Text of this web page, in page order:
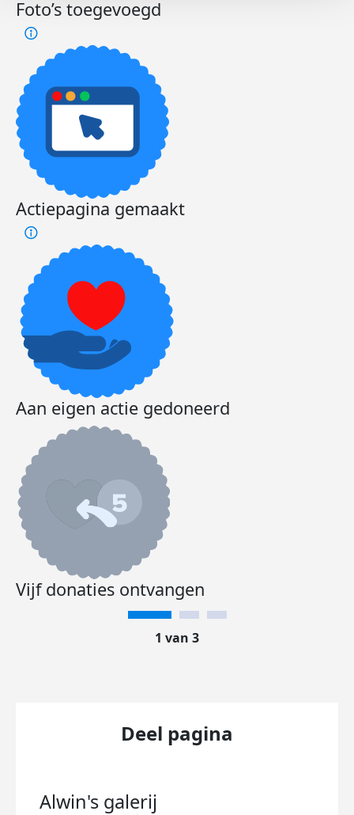
Foto’s toegevoegd
Actiepagina gemaakt
Aan eigen actie gedoneerd
Vijf donaties ontvangen
1 van 3
Deel pagina
Alwin's galerij